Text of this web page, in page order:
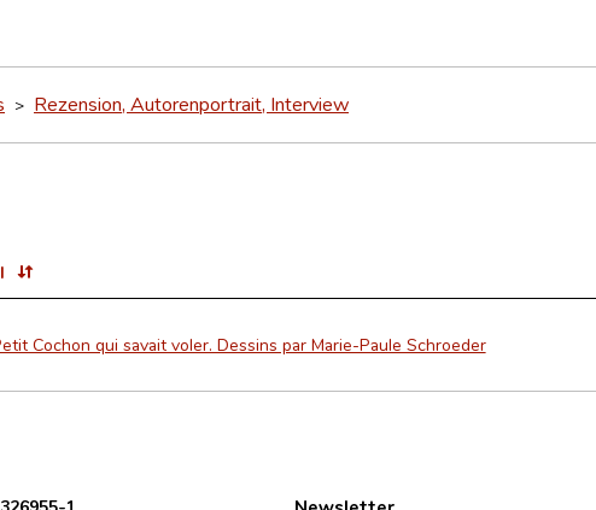
> Rezension, Autorenportrait, Interview
Cochon qui savait voler. Dessins par Marie-Paule Schroeder